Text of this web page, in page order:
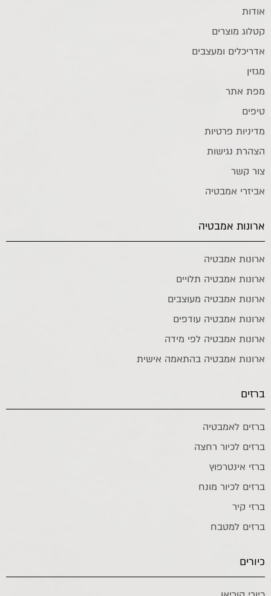
אודות
קטלוג מוצרים
אדריכלים ומעצבים
מגזין
מפת אתר
טיפים
מדיניות פרטיות
הצהרת נגישות
צור קשר
אביזרי אמבטיה
ארונות אמבטיה
ארונות אמבטיה
ארונות אמבטיה תלויים
ארונות אמבטיה מעוצבים
ארונות אמבטיה עודפים
ארונות אמבטיה לפי מידה
ארונות אמבטיה בהתאמה אישית
ברזים
ברזים לאמבטיה
ברזים לכיור רחצה
ברזי אינטרפוץ
ברזים לכיור מונח
ברזי קיר
ברזים למטבח
כיורים